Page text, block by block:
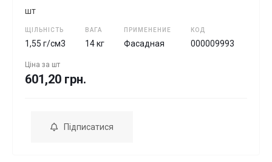
шт
ЩІЛЬНІСТЬ
1,55 г/см3
ВАГА
14 кг
ПРИМЕНЕНИЕ
Фасадная
КОД
000009993
Ціна за шт
601,20 грн.
Підписатися